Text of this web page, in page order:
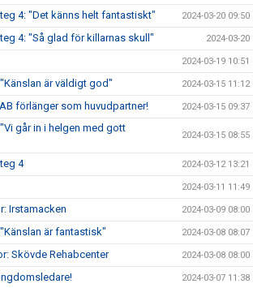
4: "Det känns helt fantastiskt" 2024-03-20 09:50
4: "Så glad för killarnas skull" 2024-03-20
2024-03-19 10:51
är väldigt god" 2024-03-15 11:12
förlänger som huvudpartner! 2024-03-15 09:37
går in i helgen med gott
2024-03-15 08:55
4 2024-03-12 13:21
2024-03-11 11:49
Irstamacken 2024-03-09 08:00
är fantastisk" 2024-03-08 08:07
Skövde Rehabcenter 2024-03-08 08:00
2024-03-07 11:38